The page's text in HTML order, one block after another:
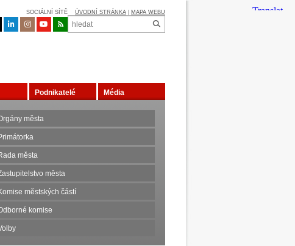
SOCIÁLNÍ SÍTĚ ÚVODNÍ STRÁNKA MAPA WEBU
Podnikatelé Média
města
města
města
městských částí
komise